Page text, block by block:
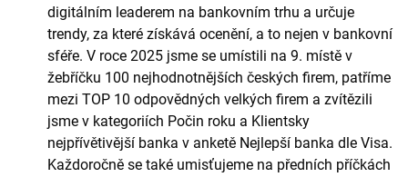
digitálním leaderem na bankovním trhu a určuje
trendy, za které získává ocenění, a to nejen v bankovní
sféře. V roce 2025 jsme se umístili na 9. místě v
žebříčku 100 nejhodnotnějších českých firem, patříme
mezi TOP 10 odpovědných velkých firem a zvítězili
jsme v kategoriích Počin roku a Klientsky
nejpřívětivější banka v anketě Nejlepší banka dle Visa.
Každoročně se také umisťujeme na předních příčkách